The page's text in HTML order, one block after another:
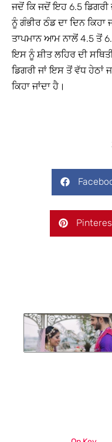
ਜਦੋਂ ਕਿ ਜਦੋਂ ਇਹ 6.5 ਡਿਗਰੀ
ਨੂੰ ਗੰਭੀਰ ਠੰਡ ਦਾ ਦਿਨ
ਤਾਪਮਾਨ ਆਮ ਨਾਲੋਂ 4.5 ਤੋਂ
ਇਸ ਨੂੰ ਸ਼ੀਤ ਲਹਿਰ ਦੀ
ਡਿਗਰੀ ਜਾਂ ਇਸ ਤੋਂ ਵੱਧ ਹੇਠਾਂ
ਕਿਹਾ ਜਾਂਦਾ ਹੈ।